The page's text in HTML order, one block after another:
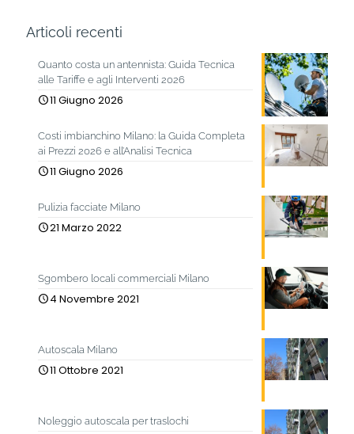
Articoli recenti
Quanto costa un antennista: Guida Tecnica
alle Tariffe e agli Interventi 2026
11 Giugno 2026
Costi imbianchino Milano: la Guida Completa
ai Prezzi 2026 e all’Analisi Tecnica
11 Giugno 2026
Pulizia facciate Milano
21 Marzo 2022
Sgombero locali commerciali Milano
4 Novembre 2021
Autoscala Milano
11 Ottobre 2021
Noleggio autoscala per traslochi